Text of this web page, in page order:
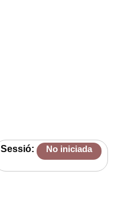
Sessió: No iniciada